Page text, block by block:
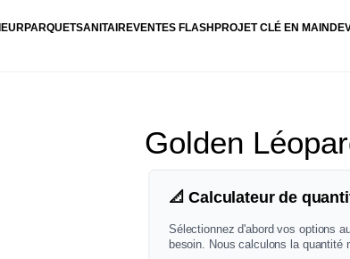
PARQUETSANITAIREVENTES FLASH PROJET CLÉ EN MAIN
Golden
📐 Calculateur de
Sélectionnez d'abord vos options
besoin. Nous calculons la quantité